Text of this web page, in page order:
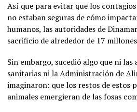
Así que para evitar que los
no estaban seguras de cómo
humanos, las autoridades de
sacrificio de alrededor de 17
Sin embargo, sucedió algo que ni las
sanitarias ni la Administración de
imaginaron: que los restos de estos
animales emergieran de las fosas